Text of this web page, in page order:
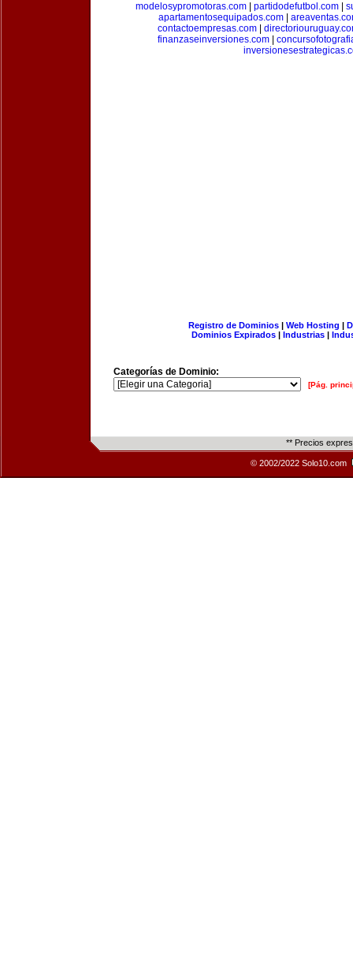
modelosypromotoras.com| partidodefutbol.com|
apartamentosequipados.com|
contactoempresas.com
finanzaseinversiones.com
Registro de Dominios| Web Hosting |
Dominios Expirados | Industrias |
Categorías de Dominio:
[Pág.
** Precios
© 2002/2022 Solo10.com